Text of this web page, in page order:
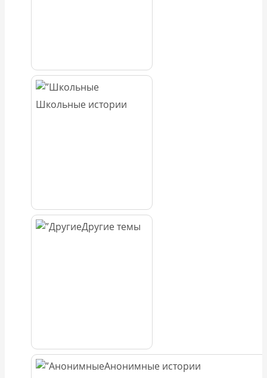
Школьные истории
Другие темы
Анонимные истории